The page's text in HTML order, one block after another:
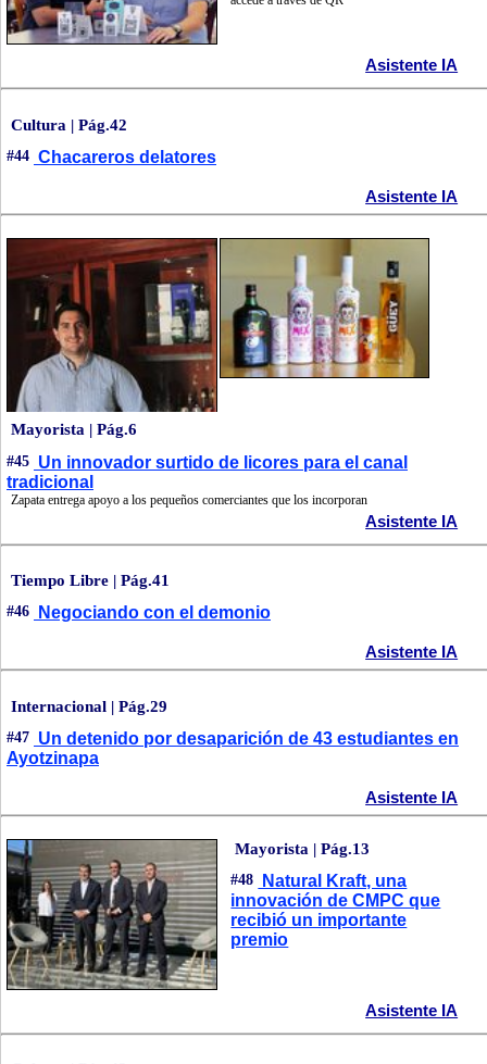
Asistente IA
Cultura | Pág.42
#44 Chacareros delatores
Asistente IA
Mayorista | Pág.6
#45 Un innovador surtido de licores para el canal
tradicional
Zapata entrega apoyo a los pequeños comerciantes que los incorporan
Asistente IA
Tiempo Libre | Pág.41
#46 Negociando con el demonio
Asistente IA
Internacional | Pág.29
#47 Un detenido por desaparición de 43 estudiantes en
Ayotzinapa
Asistente IA
Mayorista | Pág.13
#48
Natural Kraft, una
innovación de CMPC que
recibió un importante
premio
Asistente IA